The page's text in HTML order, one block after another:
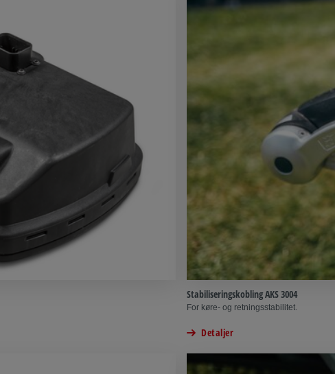
Stabiliseringskobling AKS 3004
For køre- og retningsstabilitet.
Detaljer